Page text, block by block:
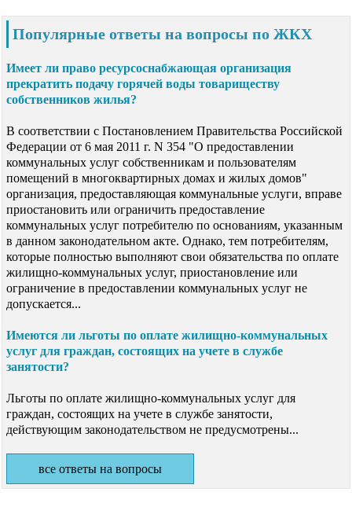
Популярные ответы на вопросы по ЖКХ
Имеет ли право ресурсоснабжающая организация
прекратить подачу горячей воды товариществу
собственников жилья?
В соответствии с Постановлением Правительства Российской
Федерации от 6 мая 2011 г. N 354 "О предоставлении
коммунальных услуг собственникам и пользователям
помещений в многоквартирных домах и жилых домов"
организация, предоставляющая коммунальные услуги, вправе
приостановить или ограничить предоставление
коммунальных услуг потребителю по основаниям, указанным
в данном законодательном акте. Однако, тем потребителям,
которые полностью выполняют свои обязательства по оплате
жилищно-коммунальных услуг, приостановление или
ограничение в предоставлении коммунальных услуг не
допускается...
Имеются ли льготы по оплате жилищно-коммунальных
услуг для граждан, состоящих на учете в службе
занятости?
Льготы по оплате жилищно-коммунальных услуг для
граждан, состоящих на учете в службе занятости,
действующим законодательством не предусмотрены...
все ответы на вопросы